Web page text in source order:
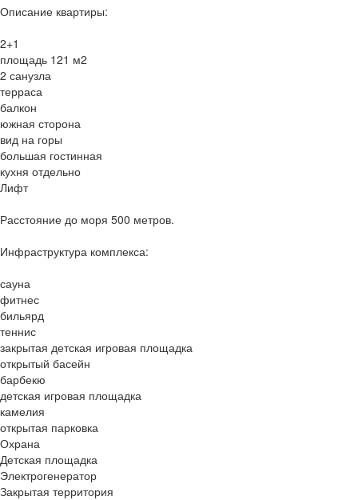
Описание квартиры:
2+1
площадь 121 м2
2 санузла
терраса
балкон
южная сторона
вид на горы
большая гостинная
кухня отдельно
Лифт
Расстояние до моря 500 метров.
Инфраструктура комплекса:
сауна
фитнес
бильярд
теннис
закрытая детская игровая площадка
открытый басейн
барбекю
детская игровая площадка
камелия
открытая парковка
Охрана
Детская площадка
Электрогенератор
Закрытая территория